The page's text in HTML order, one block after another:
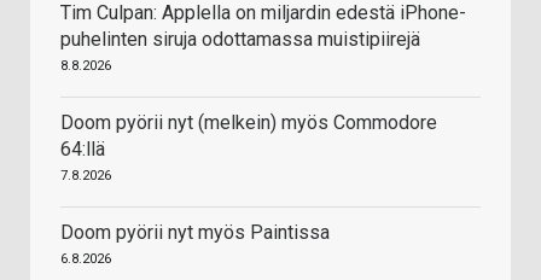
Tim Culpan: Applella on miljardin edestä iPhone-
puhelinten siruja odottamassa muistipiirejä
8.8.2026
Doom pyörii nyt (melkein) myös Commodore
64:llä
7.8.2026
Doom pyörii nyt myös Paintissa
6.8.2026